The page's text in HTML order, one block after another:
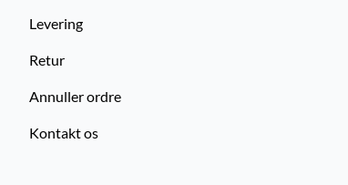
Levering
Retur
Annuller ordre
Kontakt os